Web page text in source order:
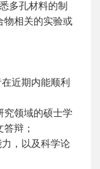
多孔材料的制
物相关的实验或
近期内能顺利
究领域的硕士学
答辩；
，以及科学论